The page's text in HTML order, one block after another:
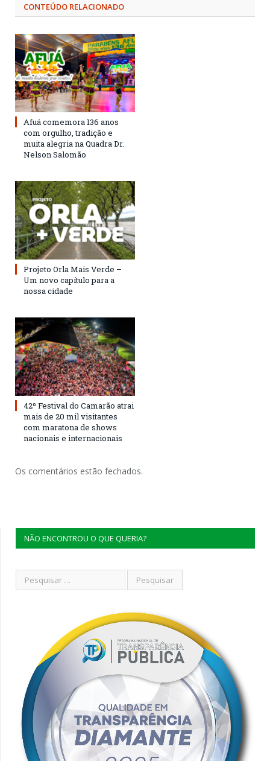
CONTEÚDO RELACIONADO
Afuá comemora 136 anos
com orgulho, tradição e
muita alegria na Quadra Dr.
Nelson Salomão
Projeto Orla Mais Verde –
Um novo capítulo para a
nossa cidade
42º Festival do Camarão atrai
mais de 20 mil visitantes
com maratona de shows
nacionais e internacionais
Os comentários estão fechados.
NÃO ENCONTROU O QUE QUERIA?